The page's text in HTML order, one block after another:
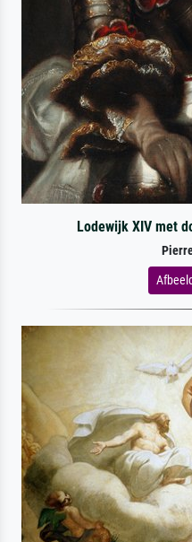
Lodewijk XIV met